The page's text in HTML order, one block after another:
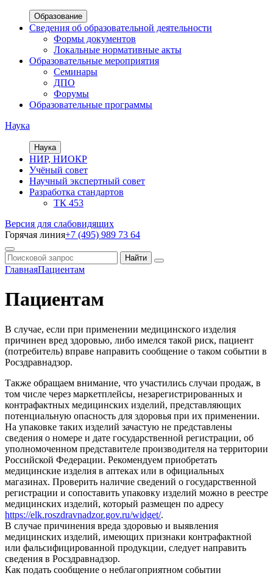
Образование
Сведения об образовательной деятельности
Формы документов
Локальные нормативные акты
Образовательные мероприятия
Семинары
ДПО
Форумы
Образовательные программы
Наука
Наука
НИР, НИОКР
Учёный совет
Научный экспертный совет
Разработка стандартов
ТК 453
Версия для слабовидящих
Горячая линия+7 (495) 989 73 64
ГлавнаяПациентам
Пациентам
В случае, если при применении медицинского изделия
причинен вред здоровью, либо имелся такой риск, пациент
(потребитель) вправе направить сообщение о таком событии в
Росздравнадзор.
Также обращаем внимание, что участились случаи продаж, в
том числе через маркетплейсы, незарегистрированных и
контрафактных медицинских изделий, представляющих
потенциальную опасность для здоровья при их применении.
На упаковке таких изделий зачастую не представлены
сведения о номере и дате государственной регистрации, об
уполномоченном представителе производителя на территории
Российской Федерации. Рекомендуем приобретать
медицинские изделия в аптеках или в официальных
магазинах. Проверить наличие сведений о государственной
регистрации и сопоставить упаковку изделий можно в реестре
медицинских изделий, который размещен по адресу
https://elk.roszdravnadzor.gov.ru/widget/.
В случае причинения вреда здоровью и выявления
медицинских изделий, имеющих признаки контрафактной
или фальсифицированной продукции, следует направить
сведения в Росздравнадзор.
Как подать сообщение о неблагоприятном событии